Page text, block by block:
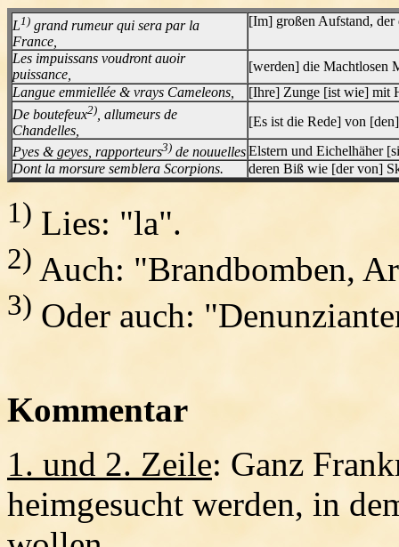
L1) grand rumeur qui sera par la
France,
[Im] großen Aufstand,
Les impuissans voudront auoir
puissance,
[werden] die Machtlosen
Langue emmiellée & vrays Cameleons,
[Ihre] Zunge [ist wie] mit
De boutefeux2) , allumeurs de
Chandelles,
[Es ist die Rede] von
Pyes & geyes, rapporteurs3) de nouuellesElstern und Eichelhäher
Dont la morsure semblera Scorpions.
deren Biß wie [der von]
1) Lies: "la".
2) Auch: "Brandbomben,
3) Oder auch:
Kommentar
1. und 2. Zeile: Ganz
heimgesucht werden, in